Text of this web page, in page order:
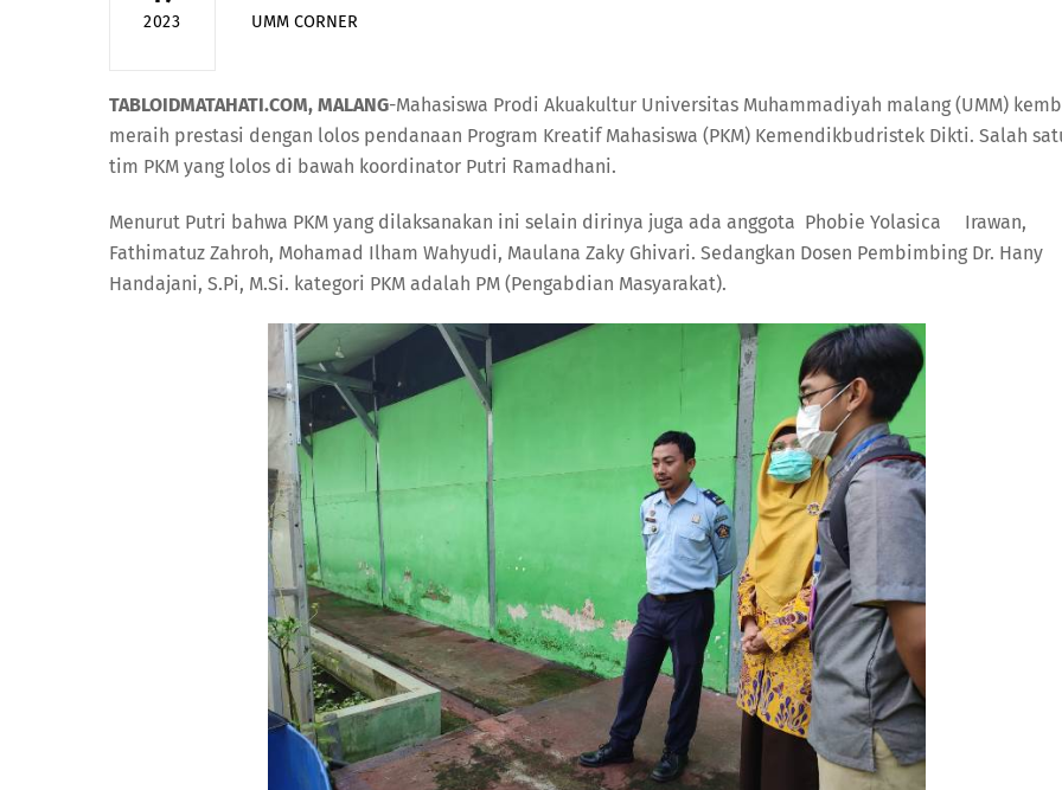
2023 UMM CORNER
TABLOIDMATAHATI.COM, MALANG-Mahasiswa Prodi Akuakultur Universitas Muhammadiyah malang (UMM)
meraih prestasi dengan lolos pendanaan Program Kreatif Mahasiswa (PKM) Kemendikbudristek Dikti. Salah
tim PKM yang lolos di bawah koordinator Putri Ramadhani.
Menurut Putri bahwa PKM yang dilaksanakan ini selain dirinya juga ada anggota Phobie Yolasica Irawan,
Fathimatuz Zahroh, Mohamad Ilham Wahyudi, Maulana Zaky Ghivari. Sedangkan Dosen Pembimbing Dr. Hany
Handajani, S.Pi, M.Si. kategori PKM adalah PM (Pengabdian Masyarakat).